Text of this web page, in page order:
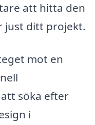
att hitta den
just ditt projekt.
mot en
söka efter
i